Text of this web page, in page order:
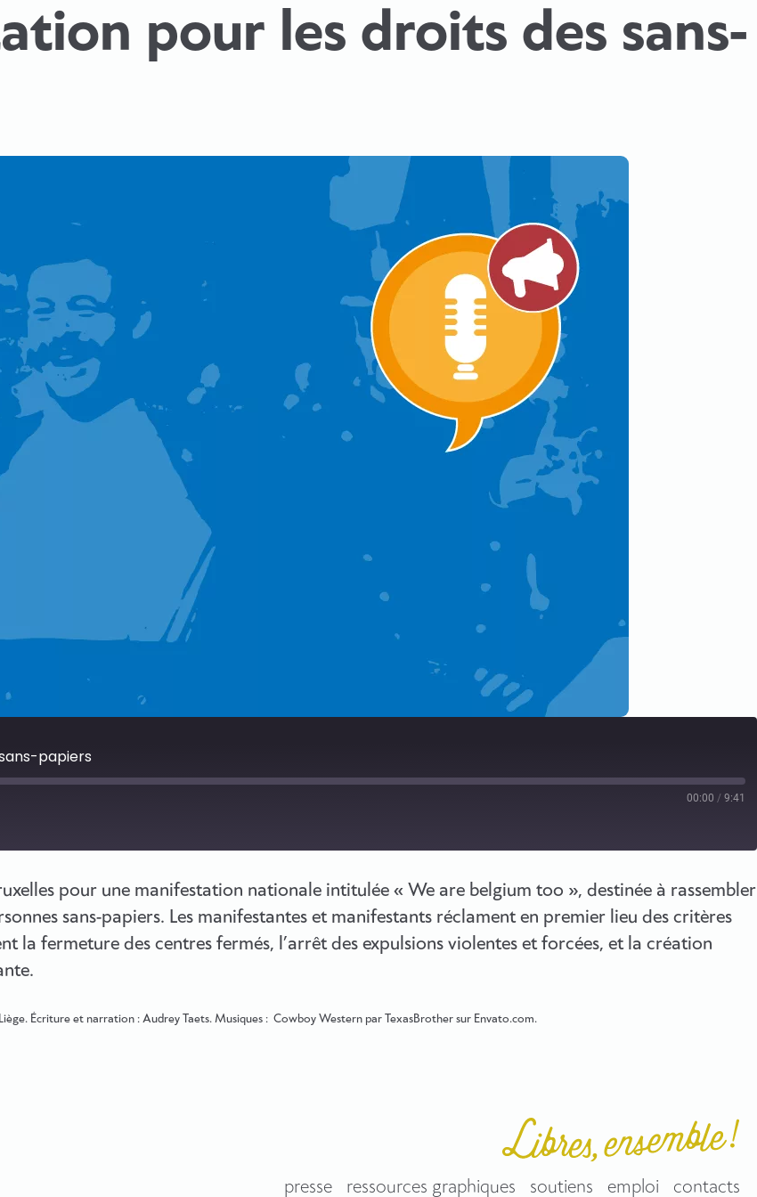
pour les droits des sans-
papiers
00:00 / 9:41
pour une manifestation nationale intitulée « We are belgium too », destinée à rassembler
sans-papiers. Les manifestantes et manifestants réclament en premier lieu des critères
la fermeture des centres fermés, l’arrêt des expulsions violentes et forcées, et la création
Écriture et narration : Audrey Taets. Musiques : Cowboy Western par TexasBrother sur Envato.com.
presse ressources graphiques soutiens emploi contacts